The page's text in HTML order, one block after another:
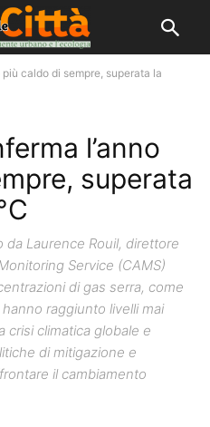
caldo di sempre, superata la
l’anno
superata
Laurence Rouil, direttore
Service (CAMS)
di gas serra, come
raggiunto livelli mai
crisi climatica globale e
di mitigazione e
il cambiamento